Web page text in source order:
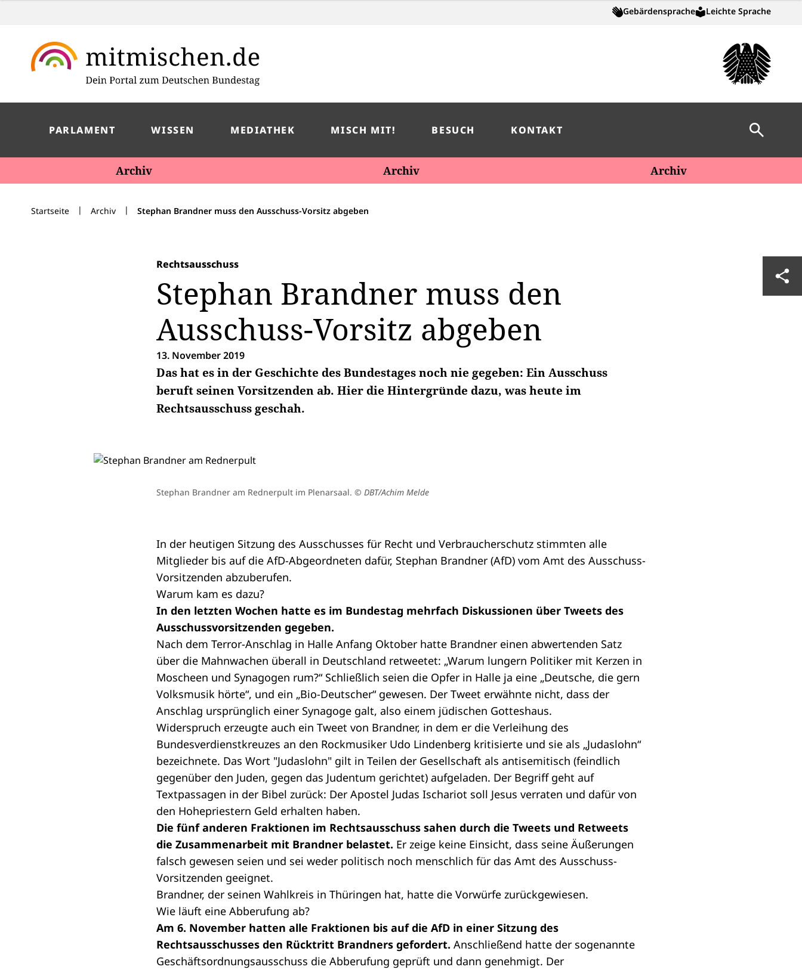
Gebärdensprache Leichte Sprache
PARLAMENT WISSEN MEDIATHEK MISCH MIT! BESUCH KONTAKT Suche
Archiv Archiv Archiv
Startseite | Archiv | Stephan Brandner muss den Ausschuss-Vorsitz abgeben
Rechtsausschuss
Stephan Brandner muss den
Ausschuss-Vorsitz abgeben
13. November 2019
Das hat es in der Geschichte des Bundestages noch nie gegeben: Ein Ausschuss
beruft seinen Vorsitzenden ab. Hier die Hintergründe dazu, was heute im
Rechtsausschuss geschah.
Stephan Brandner am Rednerpult im Plenarsaal. © DBT/Achim Melde
In der heutigen Sitzung des Ausschusses für Recht und Verbraucherschutz stimmten alle
Mitglieder bis auf die AfD-Abgeordneten dafür, Stephan Brandner (AfD) vom Amt des Ausschuss-
Vorsitzenden abzuberufen.
Warum kam es dazu?
In den letzten Wochen hatte es im Bundestag mehrfach Diskussionen über Tweets des
Ausschussvorsitzenden gegeben.
Nach dem Terror-Anschlag in Halle Anfang Oktober hatte Brandner einen abwertenden Satz
über die Mahnwachen überall in Deutschland retweetet: „Warum lungern Politiker mit Kerzen in
Moscheen und Synagogen rum?“ Schließlich seien die Opfer in Halle ja eine „Deutsche, die gern
Volksmusik hörte“, und ein „Bio-Deutscher“ gewesen. Der Tweet erwähnte nicht, dass der
Anschlag ursprünglich einer Synagoge galt, also einem jüdischen Gotteshaus.
Widerspruch erzeugte auch ein Tweet von Brandner, in dem er die Verleihung des
Bundesverdienstkreuzes an den Rockmusiker Udo Lindenberg kritisierte und sie als „Judaslohn“
bezeichnete. Das Wort "Judaslohn" gilt in Teilen der Gesellschaft als antisemitisch (feindlich
gegenüber den Juden, gegen das Judentum gerichtet) aufgeladen. Der Begriff geht auf
Textpassagen in der Bibel zurück: Der Apostel Judas Ischariot soll Jesus verraten und dafür von
den Hohepriestern Geld erhalten haben.
Die fünf anderen Fraktionen im Rechtsausschuss sahen durch die Tweets und Retweets
die Zusammenarbeit mit Brandner belastet. Er zeige keine Einsicht, dass seine Äußerungen
falsch gewesen seien und sei weder politisch noch menschlich für das Amt des Ausschuss-
Vorsitzenden geeignet.
Brandner, der seinen Wahlkreis in Thüringen hat, hatte die Vorwürfe zurückgewiesen.
Wie läuft eine Abberufung ab?
Am 6. November hatten alle Fraktionen bis auf die AfD in einer Sitzung des
Rechtsausschusses den Rücktritt Brandners gefordert. Anschließend hatte der sogenannte
Geschäftsordnungsausschuss die Abberufung geprüft und dann genehmigt. Der